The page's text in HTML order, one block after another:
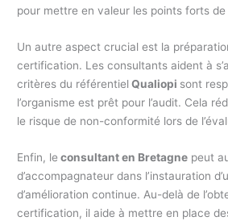
pour mettre en valeur les points forts de
Un autre aspect crucial est la
certification. Les consultants aident à
critères du référentiel Qualiopi sont
l’organisme est prêt pour l’audit. Cela
le risque de non-conformité lors de
Enfin, le consultant en Bretagne peut
d’accompagnateur dans l’instauration
d’amélioration continue. Au-delà de
certification, il aide à mettre en place